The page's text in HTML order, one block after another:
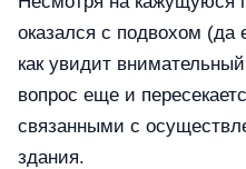
оказался с подвохом (да
как увидит
вопрос еще и
связанными с
здания.